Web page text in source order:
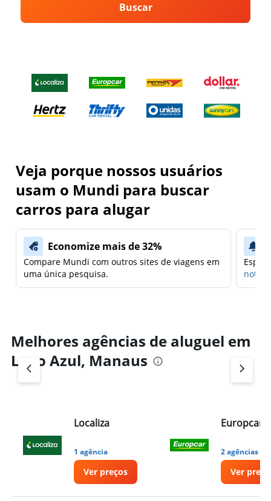
Buscar
Veja porque nossos usuários
usam o Mundi para buscar
carros para alugar
Economize mais de 32%
Compare Mundi com outros sites de viagens em
uma única pesquisa.
Melhores agências de aluguel em
Lago Azul, Manaus
Localiza
1 agência
Ver preços
Europcar
2 agências
Ver